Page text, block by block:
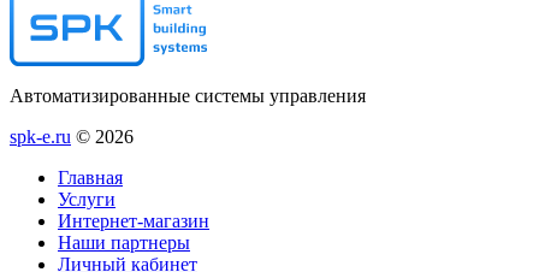
Автоматизированные системы управления
spk-e.ru © 2026
Главная
Услуги
Интернет-магазин
Наши партнеры
Личный кабинет